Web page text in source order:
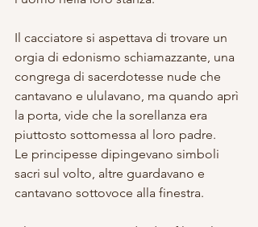
Il cacciatore si aspettava di trovare un
orgia di edonismo schiamazzante, una
congrega di sacerdotesse nude che
cantavano e ululavano, ma quando aprì
la porta, vide che la sorellanza era
piuttosto sottomessa al loro padre.
Le principesse dipingevano simboli
sacri sul volto, altre guardavano e
cantavano sottovoce alla finestra.